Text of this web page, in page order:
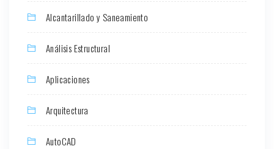
Alcantarillado y Saneamiento
Análisis Estructural
Aplicaciones
Arquitectura
AutoCAD